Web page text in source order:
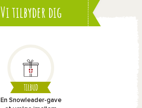
Vi tilbyder dig
TILBUD
En Snowleader-gave